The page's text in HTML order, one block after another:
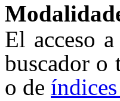
El acceso
buscador o
o de